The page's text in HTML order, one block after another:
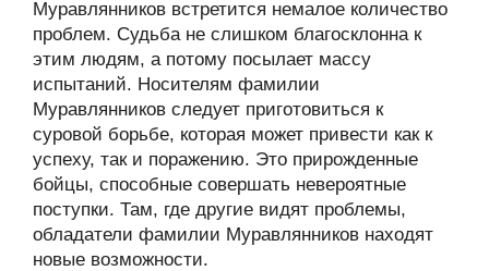
Муравлянников встретится немалое количество
проблем. Судьба не слишком благосклонна к
этим людям, а потому посылает массу
испытаний. Носителям фамилии
Муравлянников следует приготовиться к
суровой борьбе, которая может привести как к
успеху, так и поражению. Это прирожденные
бойцы, способные совершать невероятные
поступки. Там, где другие видят проблемы,
обладатели фамилии Муравлянников находят
новые возможности.